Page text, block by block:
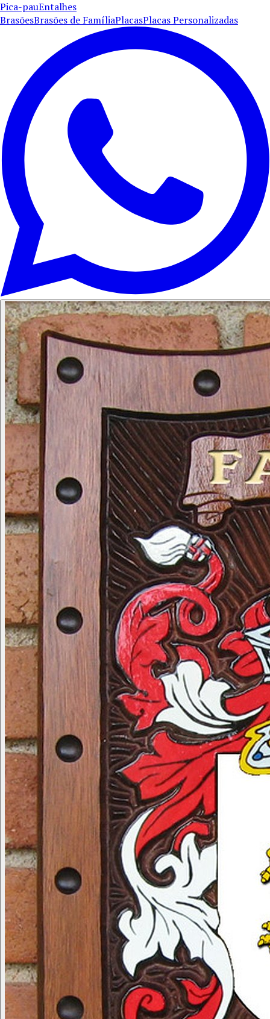
Pica-pauEntalhes
BrasõesBrasões de FamíliaPlacasPlacas Personalizadas